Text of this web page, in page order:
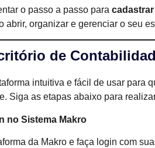
o passo a passo para
abrir, organizar e gerenciar o seu
de
intuitiva e fácil de usar para
Siga as etapas abaixo para
no Sistema Makro
da Makro e faça login com